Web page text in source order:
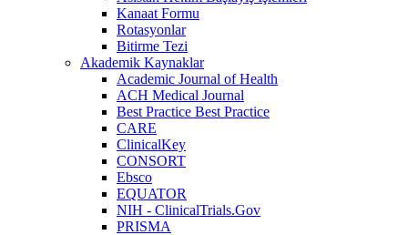
Kanaat Formu
Rotasyonlar
Bitirme Tezi
Akademik Kaynaklar
Academic Journal of Health
ACH Medical Journal
Best Practice Best Practice
CARE
ClinicalKey
CONSORT
Ebsco
EQUATOR
NIH - ClinicalTrials.Gov
PRISMA